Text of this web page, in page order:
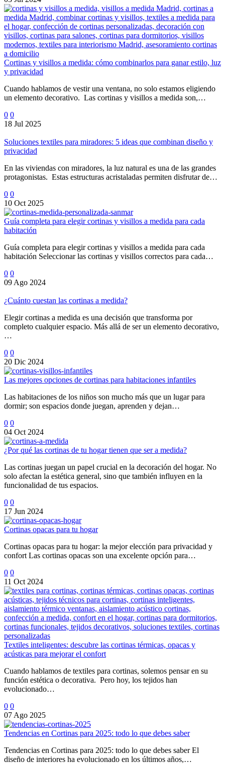
Cortinas y visillos a medida: cómo combinarlos para ganar estilo, luz
y privacidad
Cuando hablamos de vestir una ventana, no solo estamos eligiendo
un elemento decorativo. Las cortinas y visillos a medida son,…
0 0
18 Jul 2025
Soluciones textiles para miradores: 5 ideas que combinan diseño y
privacidad
En las viviendas con miradores, la luz natural es una de las grandes
protagonistas. Estas estructuras acristaladas permiten disfrutar de…
0 0
10 Oct 2025
Guía completa para elegir cortinas y visillos a medida para cada
habitación
Guía completa para elegir cortinas y visillos a medida para cada
habitación Seleccionar las cortinas y visillos correctos para cada…
0 0
09 Ago 2024
¿Cuánto cuestan las cortinas a medida?
Elegir cortinas a medida es una decisión que transforma por
completo cualquier espacio. Más allá de ser un elemento decorativo,
…
0 0
20 Dic 2024
Las mejores opciones de cortinas para habitaciones infantiles
Las habitaciones de los niños son mucho más que un lugar para
dormir; son espacios donde juegan, aprenden y dejan…
0 0
04 Oct 2024
¿Por qué las cortinas de tu hogar tienen que ser a medida?
Las cortinas juegan un papel crucial en la decoración del hogar. No
solo afectan la estética general, sino que también influyen en la
funcionalidad de tus espacios.
0 0
17 Jun 2024
Cortinas opacas para tu hogar
Cortinas opacas para tu hogar: la mejor elección para privacidad y
confort Las cortinas opacas son una excelente opción para…
0 0
11 Oct 2024
Textiles inteligentes: descubre las cortinas térmicas, opacas y
acústicas para mejorar el confort
Cuando hablamos de textiles para cortinas, solemos pensar en su
función estética o decorativa. Pero hoy, los tejidos han
evolucionado…
0 0
07 Ago 2025
Tendencias en Cortinas para 2025: todo lo que debes saber
Tendencias en Cortinas para 2025: todo lo que debes saber El
diseño de interiores ha evolucionado en los últimos años,…